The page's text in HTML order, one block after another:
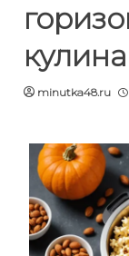
minutka48.ru